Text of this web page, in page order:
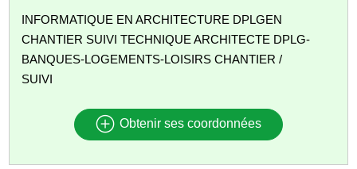
INFORMATIQUE EN ARCHITECTURE DPLGEN
CHANTIER SUIVI TECHNIQUE ARCHITECTE DPLG-
BANQUES-LOGEMENTS-LOISIRS CHANTIER /
SUIVI
Obtenir ses coordonnées